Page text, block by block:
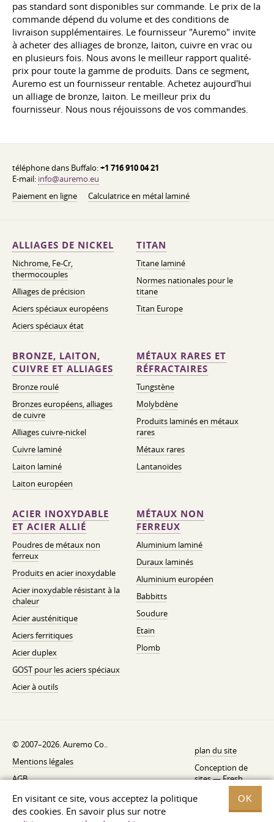
En visitant ce site, vous acceptez la politique
des cookies. En savoir plus sur notre
OK
pas standard sont disponibles sur commande. Le prix de la
commande dépend du volume et des conditions de
livraison supplémentaires. Le fournisseur "Auremo" invite
à acheter des alliages de bronze, laiton, cuivre en vrac ou
en plusieurs fois. Nous avons le meilleur rapport qualité-
prix pour toute la gamme de produits. Dans ce segment,
Auremo est un fournisseur rentable. Achetez aujourd'hui
un alliage de bronze, laiton. Le meilleur prix du
fournisseur. Nous nous réjouissons de vos commandes.
téléphone dans Buffalo:+1 716 910 04 21
E-mail: info@auremo.eu
Paiement en ligne
Calculatrice en métal laminé
ALLIAGES DE NICKEL
Nichrome, Fe-Cr,
thermocouples
Alliages de précision
Aciers spéciaux européens
Aciers spéciaux état
TITAN
Titane laminé
Normes nationales pour le
titane
Titan Europe
BRONZE, LAITON,
CUIVRE ET ALLIAGES
Bronze roulé
Bronzes européens, alliages
de cuivre
Alliages cuivre-nickel
Cuivre laminé
Laiton laminé
Laiton européen
MÉTAUX RARES ET
RÉFRACTAIRES
Tungstène
Molybdène
Produits laminés en métaux
rares
Métaux rares
Lantanoïdes
ACIER INOXYDABLE
ET ACIER ALLIÉ
Poudres de métaux non
ferreux
Produits en acier inoxydable
Acier inoxydable résistant à la
chaleur
Acier austénitique
Aciers ferritiques
Acier duplex
GOST pour les aciers spéciaux
Acier à outils
MÉTAUX NON
FERREUX
Aluminium laminé
Duraux laminés
Aluminium européen
Babbitts
Soudure
Etain
Plomb
© 2007–2026. Auremo Co..
Mentions légales
AGB
Politique de rétractation
Politique de confidentialité
plan du site
Conception de
sites —Fresh